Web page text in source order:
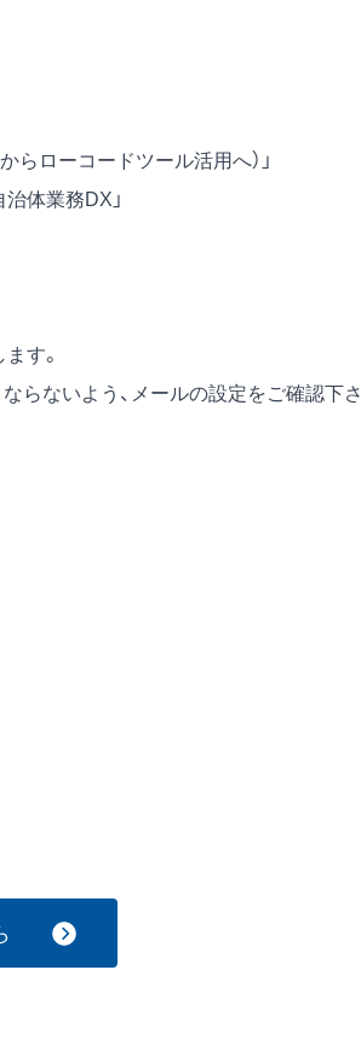
ローコードツール活用へ）」
体業務DX」
す。
ならないよう、メールの設定をご確認下